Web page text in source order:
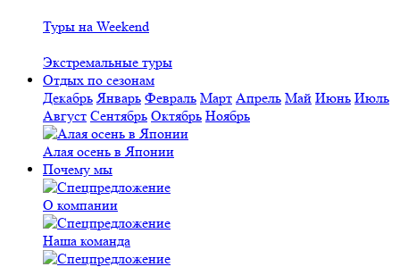
Туры на Weekend
Экстремальные туры
Отдых по сезонам
Декабрь Январь Февраль Март Апрель Май Июнь Июль
Август Сентябрь Октябрь Ноябрь
Алая осень в Японии
Почему мы
О компании
Наша команда